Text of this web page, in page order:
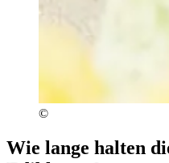
©
Wie lange halten